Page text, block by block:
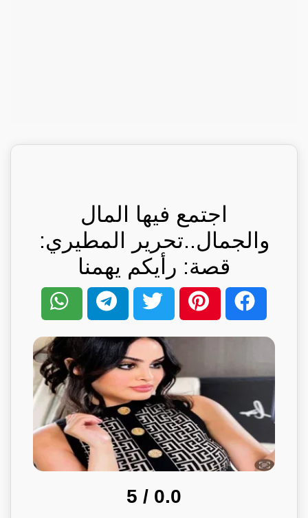
اجتمع فيها المال
والجمال..تحرير المطيري:
قصة: رأيكم يهمنا
0.0
/ 5